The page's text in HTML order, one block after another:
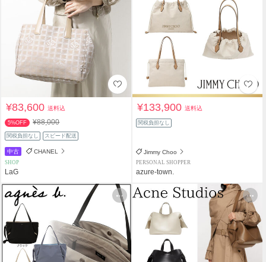
¥83,600送料込
5%OFF ¥88,000
関税負担なし スピード配送
中古 CHANEL
SHOP
LaG
¥133,900送料込
関税負担なし
Jimmy Choo
PERSONAL SHOPPER
azure-town.